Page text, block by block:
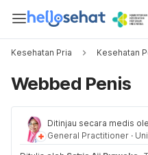
Kesehatan Pria Kesehatan
Webbed Penis
Ditinjau secara medis
General Practitioner ·